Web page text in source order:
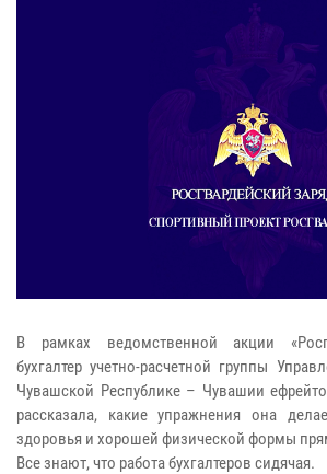
В рамках ведомственной акции
бухгалтер учетно-расчетной группы
Чувашской Республике – Чувашии
рассказала, какие упражнения она
здоровья и хорошей физической формы
Все знают, что работа бухгалтеров сидячая.